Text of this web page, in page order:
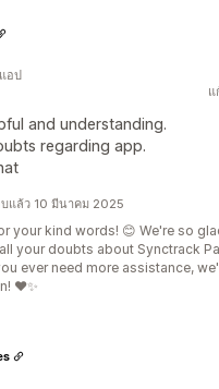
แ
and understanding.
regarding app.
อป
แล้ว 10 มีนาคม 2025
your kind words! 😊 We're so
your doubts about Synctrack
ever need more assistance,
❤️✨